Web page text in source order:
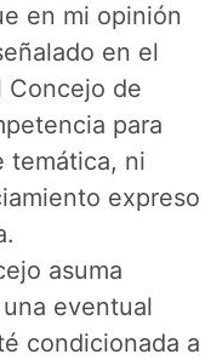
en mi opinión
en el
Concejo de
para
temática, ni
expreso
asuma
eventual
condicionada a